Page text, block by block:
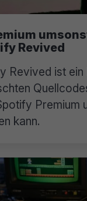
Revived
Revived ist
Premium
kann.